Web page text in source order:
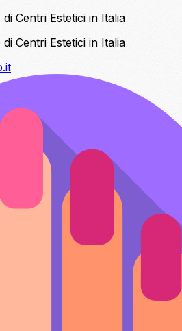
Centri Estetici in Italia
Centri Estetici in Italia